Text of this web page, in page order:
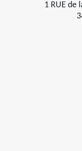
1 RUE de